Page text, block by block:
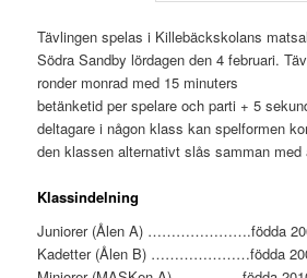
Tävlingen spelas i Killebäckskolans
Södra Sandby lördagen den 4 februari.
ronder monrad med 15 minuters
betänketid per spelare och parti + 5
deltagare i någon klass kan spelformen
den klassen alternativt slås samman med
Klassindelning
Juniorer (Ålen A) ………………….födda
Kadetter (Ålen B) …………………födda